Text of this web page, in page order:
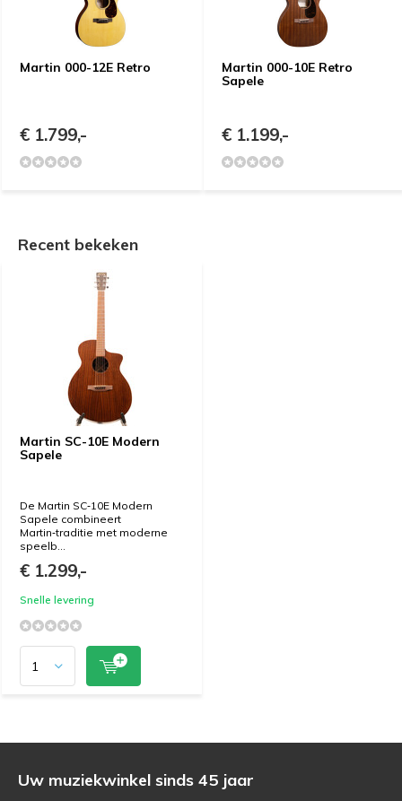
Martin 000-12E Retro
€ 1.799,-
Martin 000-10E Retro
Sapele
€ 1.199,-
Recent bekeken
Martin SC-10E Modern
Sapele
De Martin SC‑10E Modern
Sapele combineert
Martin‑traditie met moderne
speelb...
€ 1.299,-
Snelle levering
Uw muziekwinkel sinds 45 jaar